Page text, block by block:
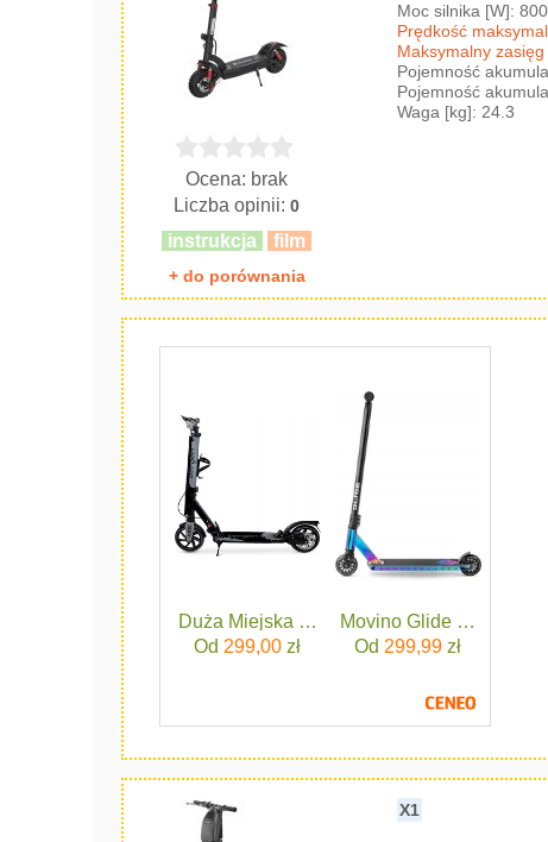
Ocena: brak
Liczba opinii:0
instrukcja film
Moc silnika [W]: 800
Prędkość
Maksymalny
Pojemność
Pojemność
Waga [kg]: 24.3
+ do porównania
Duża Miejska Hulajnoga Bergen Classic Z
Od 299,00 zł
Movino Glide
Od 299,99 zł
X1